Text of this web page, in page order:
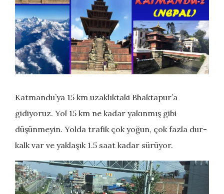
Katmandu’ya 15 km uzaklıktaki Bhaktapur’a
gidiyoruz. Yol 15 km ne kadar yakınmış gibi
düşünmeyin. Yolda trafik çok yoğun, çok fazla dur-
kalk var ve yaklaşık 1.5 saat kadar sürüyor.